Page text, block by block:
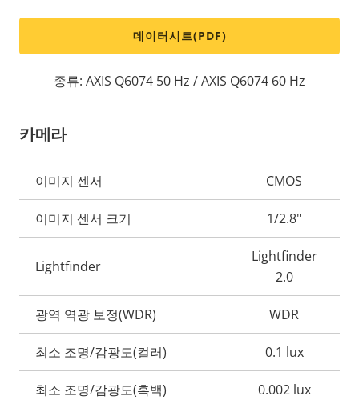
데이터시트(PDF)
종류: AXIS Q6074 50 Hz / AXIS Q6074 60 Hz
카메라
속
성
설
명
속
성
값
이미지 센서 CMOS
이미지 센서 크기 1/2.8"
Lightfinder
Lightfinder
2.0
광역 역광 보정(WDR) WDR
최소 조명/감광도(컬러) 0.1 lux
최소 조명/감광도(흑백) 0.002 lux